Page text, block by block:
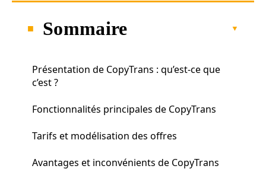
Sommaire
Présentation de CopyTrans : qu’est-ce que
c’est ?
Fonctionnalités principales de CopyTrans
Tarifs et modélisation des offres
Avantages et inconvénients de CopyTrans